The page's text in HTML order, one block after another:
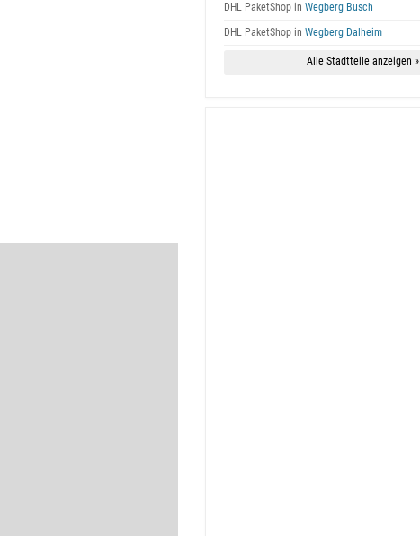
DHL PaketShop in Wegberg Busch
DHL PaketShop in Wegberg Dalheim
Alle Stadtteile anzeigen »